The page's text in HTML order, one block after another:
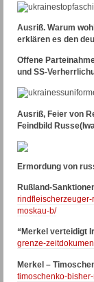
Ausriß. Warum
erklären es den
Offene
und SS-
Ausriß, Feier von
Feindbild
Ermordung von
Rußland-
moskau-b/
“Merkel verteidigt
grenze-
Merkel –
timoschenko-